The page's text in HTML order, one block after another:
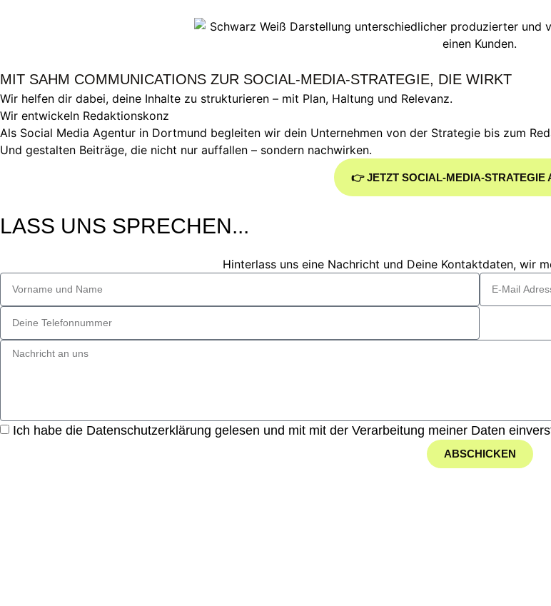
MIT SAHM COMMUNICATIONS ZUR SOCIAL-MEDIA-STRATEGIE, DIE WIRKT
Wir helfen dir dabei, deine Inhalte zu strukturieren – mit Plan, Haltung und Relevanz.
Wir entwickeln Redaktionskonz
Als Social Media Agentur in Dortmund begleiten wir dein Unternehmen von der Strategie bis zum
Und gestalten Beiträge, die nicht nur auffallen – sondern nachwirken.
👉 JETZT SOCIAL-MEDIA-STRATEGIE
LASS UNS SPRECHEN...
Hinterlass uns eine Nachricht und Deine Kontaktdaten, wir
Ich habe die Datenschutzerklärung gelesen und mit mit der Verarbeitung meiner Daten
ABSCHICKEN